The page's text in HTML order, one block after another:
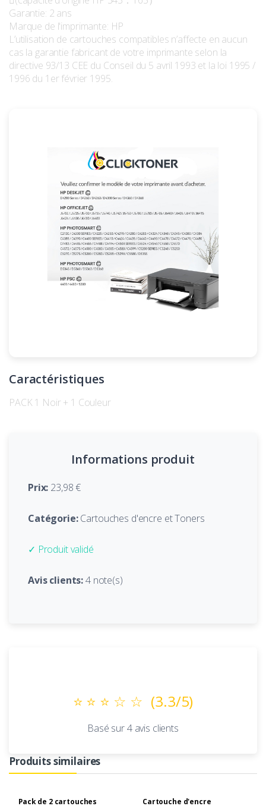
Garantie: 2 ans
Marque de l'imprimante: HP
L’utilisation de cartouches compatibles n’affecte en aucun
cas la garantie fabricant de votre imprimante selon la
directive 93/13 CEE du Conseil du 5 avril 1993 et la loi 1995 /
1996 du 1er février 1995.
Caractéristiques
PACK 1 Noir + 1 Couleur
Informations produit
Prix: 23,98 €
Catégorie:Cartouches d'encre et Toners
✓ Produit validé
Avis clients:4 note(s)
⭐ ⭐ ⭐ ☆ ☆ (3.3/5)
Basé sur 4 avis clients
Produits similaires
Pack de 2 cartouches
Cartouche d'encre